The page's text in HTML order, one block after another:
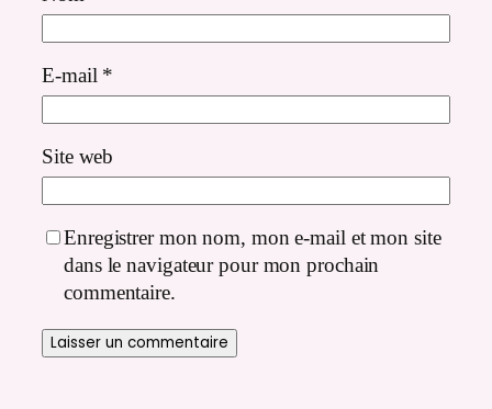
E-mail *
Site web
Enregistrer mon nom, mon e-mail et mon site
dans le navigateur pour mon prochain
commentaire.